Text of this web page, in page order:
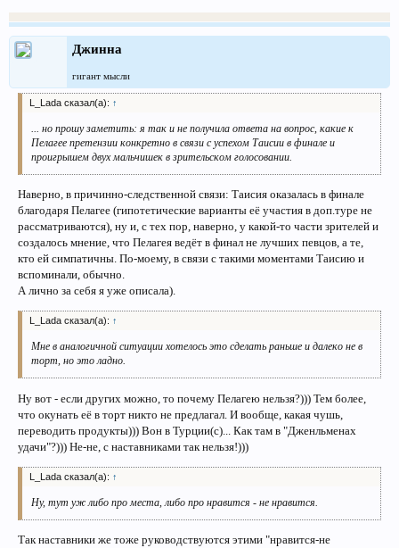
Джинна
гигант мысли
L_Lada сказал(а): ↑
... но прошу заметить: я так и не получила ответа на вопрос, какие к
Пелагее претензии конкретно в связи с успехом Таисии в финале и
проигрышем двух мальчишек в зрительском голосовании.
Наверно, в причинно-следственной связи: Таисия оказалась в финале
благодаря Пелагее (гипотетические варианты её участия в доп.туре не
рассматриваются), ну и, с тех пор, наверно, у какой-то части зрителей и
создалось мнение, что Пелагея ведёт в финал не лучших певцов, а те,
кто ей симпатичны. По-моему, в связи с такими моментами Таисию и
вспоминали, обычно.
А лично за себя я уже описала).
L_Lada сказал(а): ↑
Мне в аналогичной ситуации хотелось это сделать раньше и далеко не в
торт, но это ладно.
Ну вот - если других можно, то почему Пелагею нельзя?))) Тем более,
что окунать её в торт никто не предлагал. И вообще, какая чушь,
переводить продукты))) Вон в Турции(с)... Как там в "Дженльменах
удачи"?))) Не-не, с наставниками так нельзя!)))
L_Lada сказал(а): ↑
Ну, тут уж либо про места, либо про нравится - не нравится.
Так наставники же тоже руководствуются этими "нравится-не